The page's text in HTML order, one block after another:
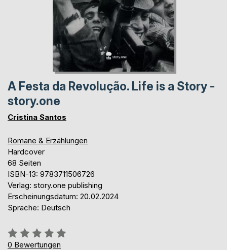
A Festa da Revolução. Life is a Story -
story.one
Cristina Santos
Romane & Erzählungen
Hardcover
68 Seiten
ISBN-13: 9783711506726
Verlag: story.one publishing
Erscheinungsdatum: 20.02.2024
Sprache: Deutsch
Bewertung::
0%
0 Bewertungen